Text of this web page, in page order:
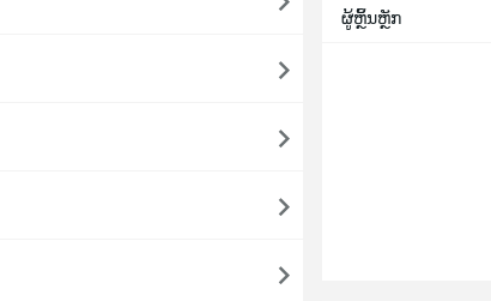
ຜູ້ຫຼິ້ນຫຼັກ